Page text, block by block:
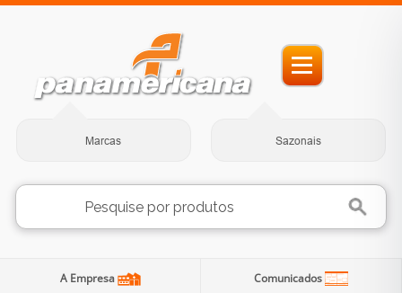
Marcas Sazonais
A Empresa Comunicados